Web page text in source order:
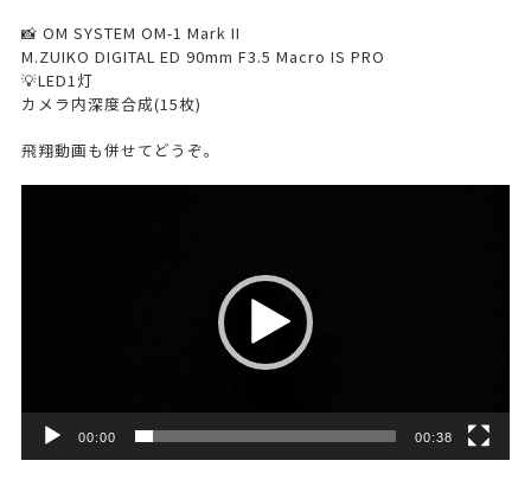
📸 OM SYSTEM OM-1 Mark II
M.ZUIKO DIGITAL ED 90mm F3.5 Macro IS PRO
💡LED1灯
カメラ内深度合成(15枚)
飛翔動画も併せてどうぞ。
00:00 00:38